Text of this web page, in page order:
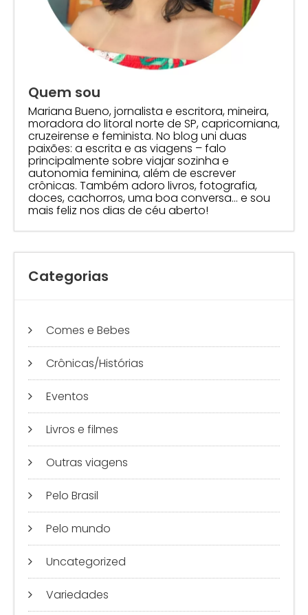
Quem sou
Mariana Bueno, jornalista e escritora, mineira,
moradora do litoral norte de SP, capricorniana,
cruzeirense e feminista. No blog uni duas
paixões: a escrita e as viagens – falo
principalmente sobre viajar sozinha e
autonomia feminina, além de escrever
crônicas. Também adoro livros, fotografia,
doces, cachorros, uma boa conversa… e sou
mais feliz nos dias de céu aberto!
Categorias
Comes e Bebes
Crônicas/Histórias
Eventos
Livros e filmes
Outras viagens
Pelo Brasil
Pelo mundo
Uncategorized
Variedades